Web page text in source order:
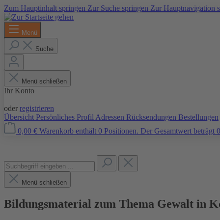
Zum Hauptinhalt springen Zur Suche springen Zur Hauptnavigation
Menü
Suche
Menü schließen
Ihr Konto
oder registrieren
Übersicht Persönliches Profil Adressen Rücksendungen Bestellungen
0,00 € Warenkorb enthält 0 Positionen. Der Gesamtwert beträgt
Menü schließen
Bildungsmaterial zum Thema Gewalt in